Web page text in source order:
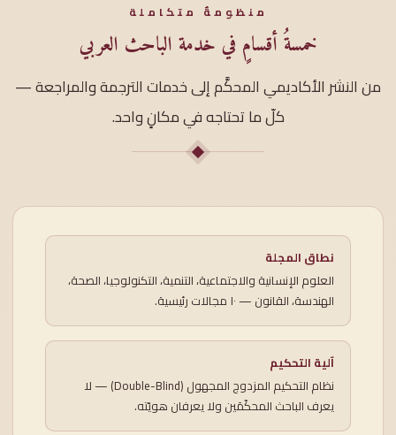
منظومةٌ متكاملة
خمسةُ أقسامٍ في خدمة الباحث العربي
من النشر الأكاديمي المحكَّم إلى خدمات الترجمة والمراجعة —
كلّ ما تحتاجه في مكانٍ واحد.
نطاق المجلة
العلوم الإنسانية والاجتماعية، التنمية، التكنولوجيا، الصحة،
الهندسة، القانون — ١٠ مجالات رئيسية.
آلية التحكيم
نظام التحكيم المزدوج المجهول (Double-Blind) — لا
يعرف الباحث المحكّمَين ولا يعرفان هويّته.